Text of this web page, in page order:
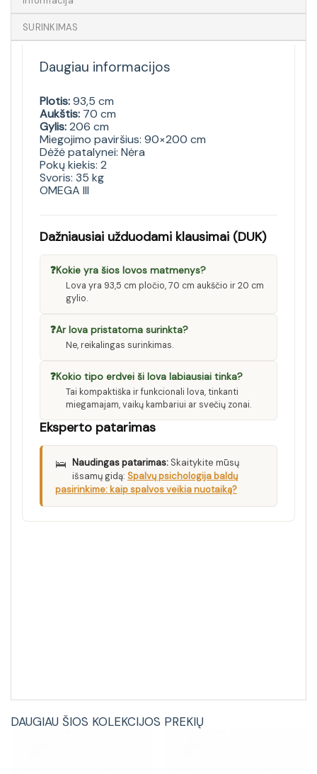
SURINKIMAS
Daugiau informacijos
Plotis:93,5 cm
Aukštis: 70 cm
Gylis:206 cm
Miegojimo paviršius: 90×200 cm
Dėžė patalynei: Nėra
Pokų kiekis: 2
Svoris: 35 kg
OMEGA III
Dažniausiai užduodami klausimai (DUK)
❓Kokie yra šios lovos matmenys?
Lova yra 93,5 cm pločio, 70 cm aukščio ir 20 cm
gylio.
❓Ar lova pristatoma surinkta?
Ne, reikalingas surinkimas.
❓Kokio tipo erdvei ši lova labiausiai tinka?
Tai kompaktiška ir funkcionali lova, tinkanti
miegamajam, vaikų kambariui ar svečių zonai.
Eksperto patarimas
🛌 Naudingas patarimas: Skaitykite mūsų
išsamų gidą: Spalvų psichologija baldų
pasirinkime: kaip spalvos veikia nuotaiką?
DAUGIAU ŠIOS KOLEKCIJOS PREKIŲ